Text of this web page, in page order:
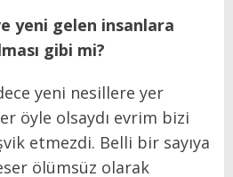
yeni gelen insanlara
gibi mi?
yeni nesillere yer
öyle olsaydı evrim bizi
etmezdi. Belli bir sayıya
ölümsüz olarak